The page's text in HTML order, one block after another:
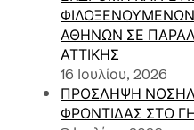
ΑΘΗΝΩΝ ΣΕ
ΑΤΤΙΚΗΣ
16 Ιουλίου, 2026
ΠΡΟΣΛΗΨΗ
ΦΡΟΝΤΙΔΑΣ ΣΤΟ